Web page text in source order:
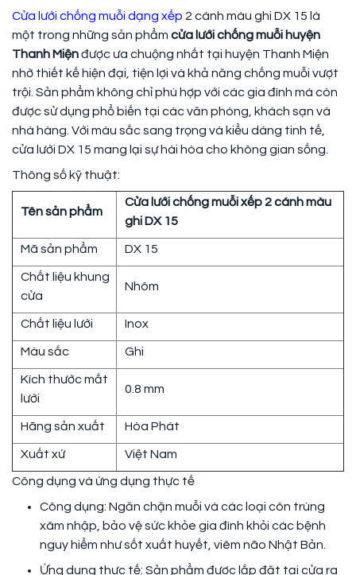
Cửa lưới chống muỗi dạng xếp 2 cánh màu ghi DX 15 là
một trong những sản phẩm cửa lưới chống muỗi huyện
Thanh Miệnđược ưa chuộng nhất tại huyện Thanh Miện
nhờ thiết kế hiện đại, tiện lợi và khả năng chống muỗi vượt
trội. Sản phẩm không chỉ phù hợp với các gia đình mà còn
được sử dụng phổ biến tại các văn phòng, khách sạn và
nhà hàng. Với màu sắc sang trọng và kiểu dáng tinh tế,
cửa lưới DX 15 mang lại sự hài hòa cho không gian sống.
Thông số kỹ thuật:
Tên sản phẩm
Cửa lưới chống muỗi xếp 2 cánh màu
ghi DX 15
Mã sản phẩm DX 15
Chất liệu khung
cửa
Nhôm
Chất liệu lưới Inox
Màu sắc Ghi
Kích thước mắt
lưới
0.8 mm
Hãng sản xuất Hòa Phát
Xuất xứ Việt Nam
Công dụng và ứng dụng thực tế
Công dụng: Ngăn chặn muỗi và các loại côn trùng
xâm nhập, bảo vệ sức khỏe gia đình khỏi các bệnh
nguy hiểm như sốt xuất huyết, viêm não Nhật Bản.
Ứng dụng thực tế: Sản phẩm được lắp đặt tại cửa ra